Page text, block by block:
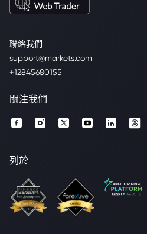
聯絡我們
support@markets.com
+12845680155
關注我們
列於